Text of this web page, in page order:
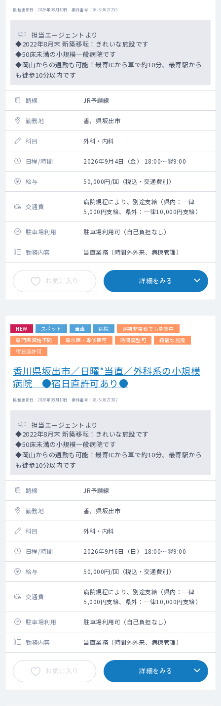
掲載更新日 : 2026年08月10日 案件番号 : 26-SU627255
担当エージェントより
◆2022年8月末 新築移転！きれいな施設です
◆50床未満の小規模一般病院です
◆岡山からの通勤も可能！最寄ICから車で約10分、最寄駅から
も徒歩10分以内です
路線 JR予讃線
勤務地 香川県坂出市
科目 外科・内科
日程/時間 2026年9月4日（金） 18:00～翌9:00
給与 50,000円/回（税込・交通費別）
交通費
病院規程により、別途支給（県内：一律
5,000円支給、県外：一律10,000円支給）
駐車場利用 駐車場利用可（自己負担なし）
勤務内容 当直業務（時間外外来、病棟管理）
お気に入り 詳細をみる
NEW スポット 当直 病院
定期非常勤でも募集中
専門医資格不問
専攻医・専修医可 時間調整可
綺麗な施設
宿日直許可
香川県坂出市／日曜*当直／外科系の小規模
病院 ●宿日直許可あり●
掲載更新日 : 2026年08月10日 案件番号 : 26-SU627302
担当エージェントより
◆2022年8月末 新築移転！きれいな施設です
◆50床未満の小規模一般病院です
◆岡山からの通勤も可能！最寄ICから車で約10分、最寄駅から
も徒歩10分以内です
路線 JR予讃線
勤務地 香川県坂出市
科目 外科・内科
日程/時間 2026年9月6日（日） 18:00～翌9:00
給与 50,000円/回（税込・交通費別）
交通費
病院規程により、別途支給（県内：一律
5,000円支給、県外：一律10,000円支給）
駐車場利用 駐車場利用可（自己負担なし）
勤務内容 当直業務（時間外外来、病棟管理）
お気に入り 詳細をみる